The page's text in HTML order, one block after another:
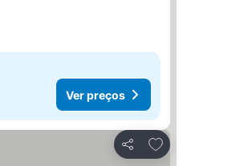
Ver preços
Partilhar
Adicionar aos